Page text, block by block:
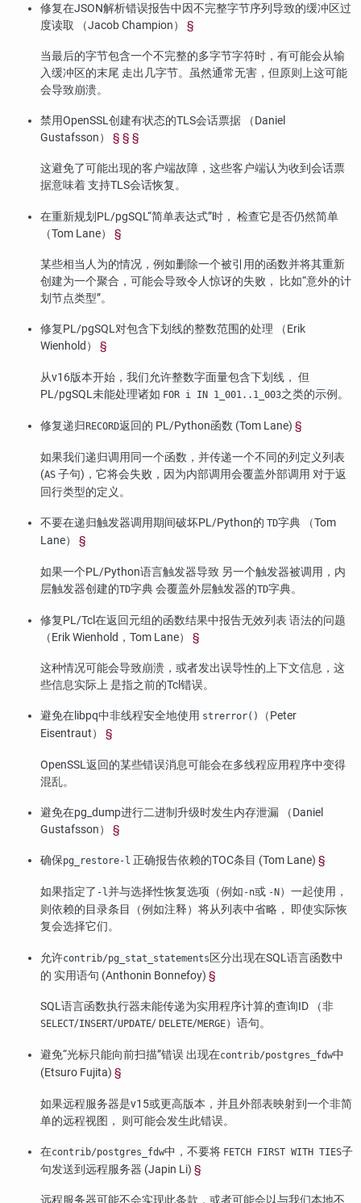
修复在JSON解析错误报告中因不完整字节序列导致的缓冲区过
度读取 （Jacob Champion） §
当最后的字节包含一个不完整的多字节字符时，有可能会从输
入缓冲区的末尾 走出几字节。虽然通常无害，但原则上这可能
会导致崩溃。
禁用OpenSSL创建有状态的TLS会话票据 （Daniel
Gustafsson） § § §
这避免了可能出现的客户端故障，这些客户端认为收到会话票
据意味着 支持TLS会话恢复。
在重新规划 PL/pgSQL“简单表达式”时， 检查它是否仍然简单
（Tom Lane） §
某些相当人为的情况，例如删除一个被引用的函数并将其重新
创建为一个聚合，可能会导致令人惊讶的失败， 比如“意外的计
划节点类型”。
修复PL/pgSQL对包含下划线的整数范围的处理 （Erik
Wienhold） §
从v16版本开始，我们允许整数字面量包含下划线， 但
PL/pgSQL未能处理诸如 FOR i IN 1_001..1_003之类的示例。
修复递归RECORD返回的 PL/Python函数 (Tom Lane) §
如果我们递归调用同一个函数，并传递一个不同的列定义列表
(AS 子句)，它将会失败，因为内部调用会覆盖外部调用 对于返
回行类型的定义。
不要在递归触发器调用期间破坏PL/Python的 TD字典 （Tom
Lane） §
如果一个PL/Python语言触发器导致 另一个触发器被调用，内
层触发器创建的TD字典 会覆盖外层触发器的TD字典。
修复PL/Tcl在返回元组的函数结果中报告无效列表 语法的问题
（Erik Wienhold，Tom Lane） §
这种情况可能会导致崩溃，或者发出误导性的上下文信息，这
些信息实际上 是指之前的Tcl错误。
避免在 libpq中非线程安全地使用 strerror()
（Peter
Eisentraut） §
OpenSSL返回的某些错误消息可能会在多线程应用程序中变得
混乱。
避免在pg_dump进行二进制升级时发生内存泄漏 （Daniel
Gustafsson） §
确保pg_restore-l 正确报告依赖的TOC条目 (Tom Lane) §
如果指定了 -l并与选择性恢复选项（例如 -n或 -N ）一起使用，
则依赖的目录条目（例如注释）将从列表中省略， 即使实际恢
复会选择它们。
允许contrib/pg_stat_statements 区分出现在SQL语言函数中
的 实用语句 (Anthonin Bonnefoy) §
SQL语言函数执行器未能传递为实用程序计算的查询ID （非
SELECT/INSERT/UPDATE/ DELETE/MERGE）语句。
避免“光标只能向前扫描”错误 出现在contrib/postgres_fdw中
(Etsuro Fujita) §
如果远程服务器是v15或更高版本，并且外部表映射到一个非简
单的远程视图， 则可能会发生此错误。
在contrib/postgres_fdw中，不要将 FETCH FIRST WITH TIES子
句发送到远程服务器 (Japin Li) §
远程服务器可能不会实现此条款，或者可能会以与我们本地不